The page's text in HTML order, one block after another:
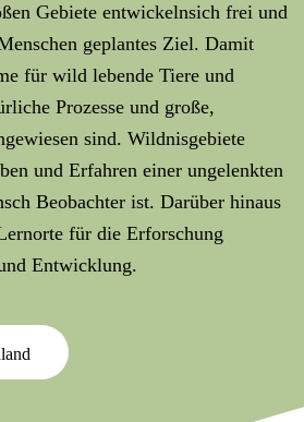
Gebiete entwickelnsich frei und
geplantes Ziel. Damit
für wild lebende Tiere und
Prozesse und große,
sind. Wildnisgebiete
und Erfahren einer ungelenkten
Beobachter ist. Darüber hinaus
für die Erforschung
Entwicklung.